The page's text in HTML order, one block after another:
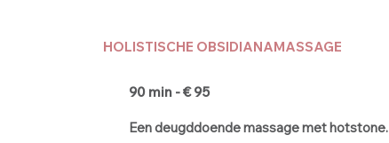
HOLISTISCHE OBSIDIANAMASSAGE
90 min - € 95
Een deugddoende massage met hotstone.